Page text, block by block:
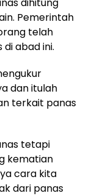
Pemerintah
telah
abad ini.
dan itulah
terkait panas
tetapi
kematian
cara kita
dari panas